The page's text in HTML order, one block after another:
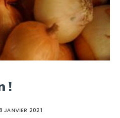
!
JANVIER 2021